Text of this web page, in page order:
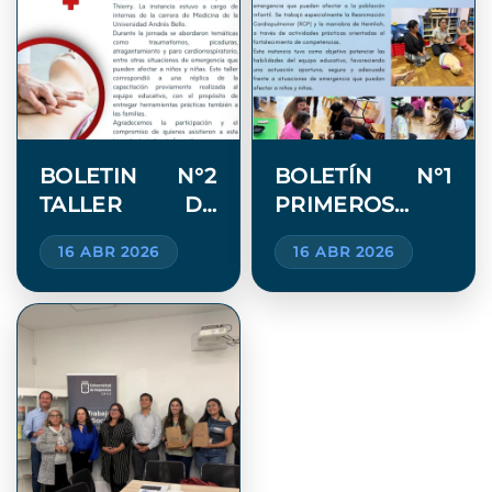
BOLETIN N°2
TALLER DE
PRIMEROS
AUXILIOS
FAMILIAS
16 ABR 2026
BOLETÍN N°1
PRIMEROS
AUXILIOS
16 ABR 2026